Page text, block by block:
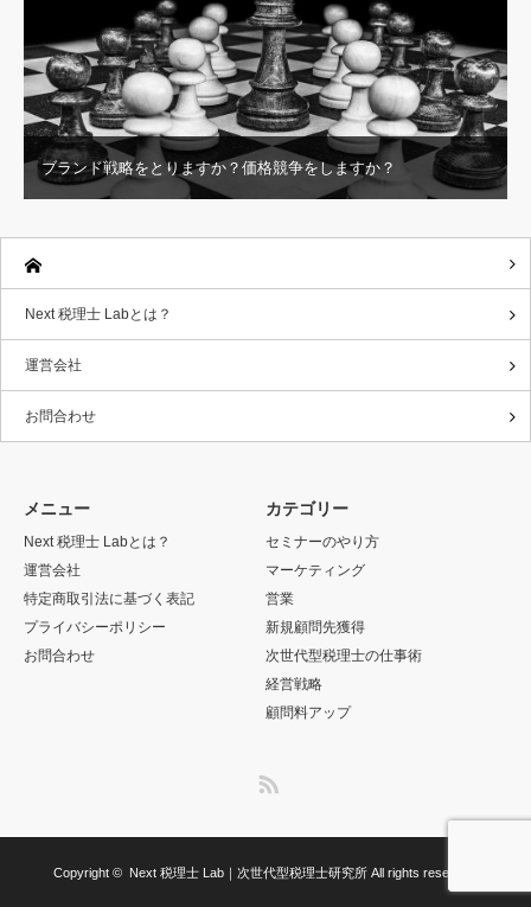
ブランド戦略をとりますか？価格競争をしますか？
Next 税理士 Labとは？
運営会社
お問合わせ
メニュー
Next 税理士 Labとは？
運営会社
特定商取引法に基づく表記
プライバシーポリシー
お問合わせ
カテゴリー
セミナーのやり方
マーケティング
営業
新規顧問先獲得
次世代型税理士の仕事術
経営戦略
顧問料アップ
Copyright © Next 税理士 Lab｜次世代型税理士研究所All rights reserved.